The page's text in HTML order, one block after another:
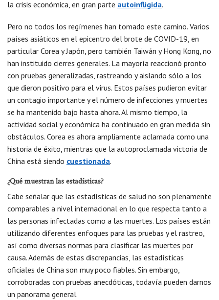
la crisis económica, en gran parte autoinfligida.
Pero no todos los regímenes han tomado este camino. Varios
países asiáticos en el epicentro del brote de COVID-19, en
particular Corea y Japón, pero también Taiwán y Hong Kong, no
han instituido cierres generales. La mayoría reaccionó pronto
con pruebas generalizadas, rastreando y aislando sólo a los
que dieron positivo para el virus. Estos países pudieron evitar
un contagio importante y el número de infecciones y muertes
se ha mantenido bajo hasta ahora. Al mismo tiempo, la
actividad social y económica ha continuado en gran medida sin
obstáculos. Corea es ahora ampliamente aclamada como una
historia de éxito, mientras que la autoproclamada victoria de
China está siendo cuestionada.
¿Qué muestran las estadísticas?
Cabe señalar que las estadísticas de salud no son plenamente
comparables a nivel internacional en lo que respecta tanto a
las personas infectadas como a las muertes. Los países están
utilizando diferentes enfoques para las pruebas y el rastreo,
así como diversas normas para clasificar las muertes por
causa. Además de estas discrepancias, las estadísticas
oficiales de China son muy poco fiables. Sin embargo,
corroboradas con pruebas anecdóticas, todavía pueden darnos
un panorama general.